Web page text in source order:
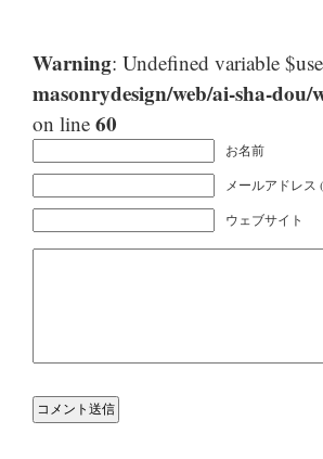
Warning: Undefined variable
masonrydesign/web/ai-sha-
on line 60
お名前
メールアドレス
ウェブサイト